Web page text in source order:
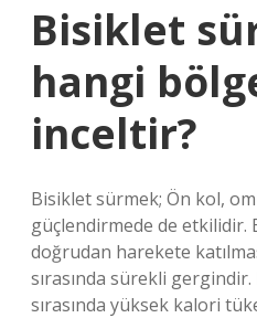
Bisiklet
hangi
inceltir?
Bisiklet sürmek; Ön kol,
güçlendirmede de etkilidir.
doğrudan harekete
sırasında sürekli
sırasında yüksek kalori